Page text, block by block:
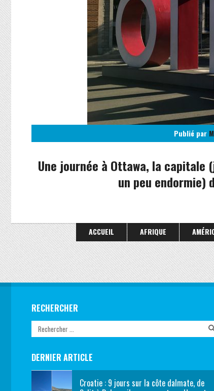
Publié par
Une journée à Ottawa, la capitale
un peu endormie)
ACCUEIL AFRIQUE
RECHERCHER
DERNIER ARTICLE
Croatie : 9 jours sur la côte dalmate, de